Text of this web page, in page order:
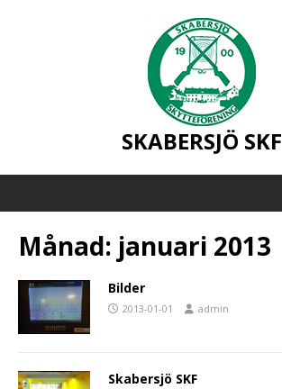
SKABERSJÖ SKF
Månad: januari 2013
Bilder
2013-01-01 admin
Skabersjö SKF